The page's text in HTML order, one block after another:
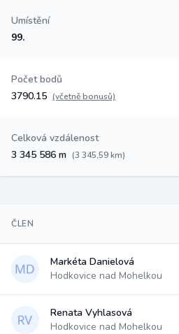
Umístění
99.
Počet bodů
3790.15 (včetně bonusů)
Celková vzdálenost
3 345 586 m (3 345,59 km)
ČLEN
Markéta Danielová
Hodkovice nad Mohelkou
Renata Vyhlasová
Hodkovice nad Mohelkou